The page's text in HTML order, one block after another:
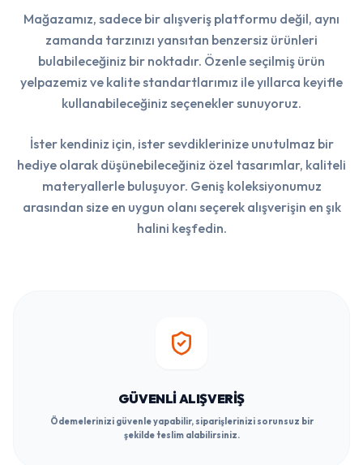
Mağazamız, sadece bir alışveriş platformu değil, aynı
zamanda tarzınızı yansıtan benzersiz ürünleri
bulabileceğiniz bir noktadır. Özenle seçilmiş ürün
yelpazemiz ve kalite standartlarımız ile yıllarca keyifle
kullanabileceğiniz seçenekler sunuyoruz.
İster kendiniz için, ister sevdiklerinize unutulmaz bir
hediye olarak düşünebileceğiniz özel tasarımlar, kaliteli
materyallerle buluşuyor. Geniş koleksiyonumuz
arasından size en uygun olanı seçerek alışverişin en şık
halini keşfedin.
GÜVENLI ALIŞVERIŞ
Ödemelerinizi güvenle yapabilir, siparişlerinizi sorunsuz bir
şekilde teslim alabilirsiniz.